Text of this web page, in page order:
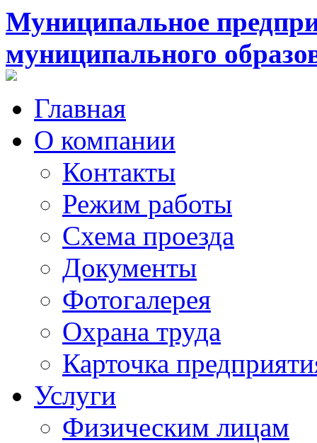
Муниципальное
муниципального
Главная
О компании
Контакты
Режим работы
Схема проезда
Документы
Фотогалерея
Охрана труда
Карточка
Услуги
Физическим лицам